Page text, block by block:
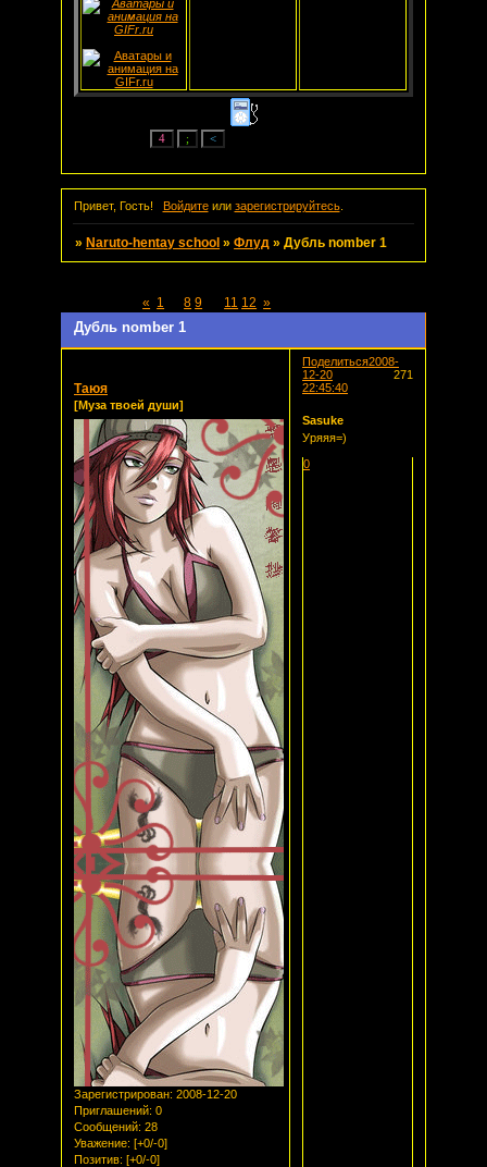
Привет, Гость! Войдитеили зарегистрируйтесь.
» Naruto-hentay school »Флуд »Дубль nomber 1
Дубль nomber 1
Страница:« 1 8 9 11 12 »
Поделиться
271
2008-
12-20
22:45:40
Таюя
[Муза твоей души]
Зарегистрирован: 2008-12-20
Приглашений: 0
Сообщений: 28
Уважение: [+0/-0]
Позитив: [+0/-0]
Sasuke
Уряяя=)
0